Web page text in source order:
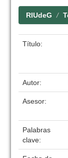
RIUdeG
Título:
Autor:
Asesor:
Palabras
clave: